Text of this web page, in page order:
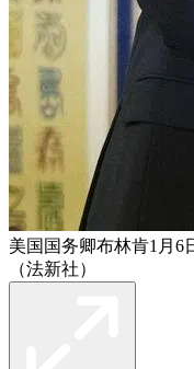
美国国务卿布林肯1月6
（法新社）